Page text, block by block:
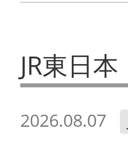
JR東日本
2026.08.07